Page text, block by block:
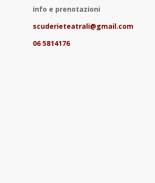
info e prenotazioni
scuderieteatrali@gmail.com
06 5814176